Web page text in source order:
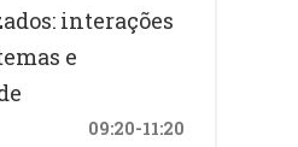
interações
e
09:20-11:20